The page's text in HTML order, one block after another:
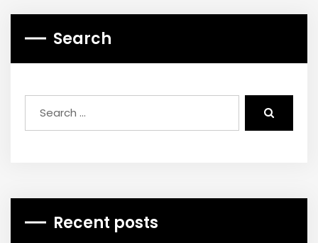
Search
Recent posts